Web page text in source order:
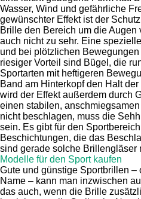
Wasser, Wind und gefährliche
gewünschter Effekt ist der
Brille den Bereich um die
auch nicht zu sehr. Eine
und bei plötzlichen
riesiger Vorteil sind Bügel, die
Sportarten mit heftigeren
Band am Hinterkopf den Halt
wird der Effekt außerdem durch
einen stabilen,
nicht beschlagen, muss die
sein. Es gibt für den
Beschichtungen, die das
sind gerade solche Brillengläser
Modelle für den Sport kaufen
Gute und günstige Sportbrillen –
Name – kann man inzwischen
das auch, wenn die Brille